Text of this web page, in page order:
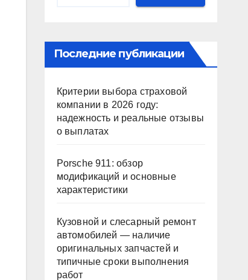
Последние публикации
Критерии выбора страховой
компании в 2026 году:
надежность и реальные отзывы
о выплатах
Porsche 911: обзор
модификаций и основные
характеристики
Кузовной и слесарный ремонт
автомобилей — наличие
оригинальных запчастей и
типичные сроки выполнения
работ